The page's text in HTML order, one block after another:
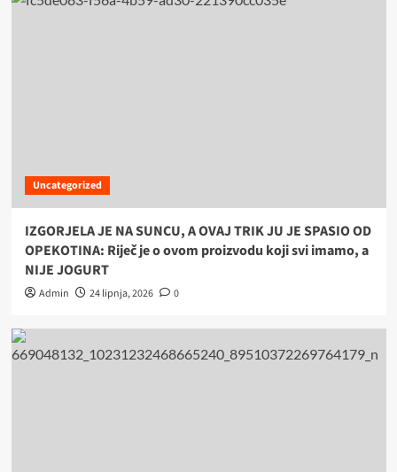
Uncategorized
IZGORJELA JE NA SUNCU, A OVAJ TRIK JU JE SPASIO OD
OPEKOTINA: Riječ je o ovom proizvodu koji svi imamo, a
NIJE JOGURT
Admin 24 lipnja, 2026 0